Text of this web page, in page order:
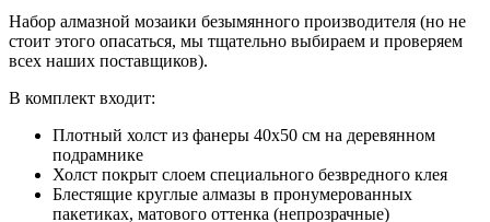
Набор алмазной мозаики безымянного производителя (но не
стоит этого опасаться, мы тщательно выбираем и проверяем
всех наших поставщиков).
В комплект входит:
Плотный холст из фанеры 40x50 см на деревянном
подрамнике
Холст покрыт слоем специального безвредного клея
Блестящие круглые алмазы в пронумерованных
пакетиках, матового оттенка (непрозрачные)